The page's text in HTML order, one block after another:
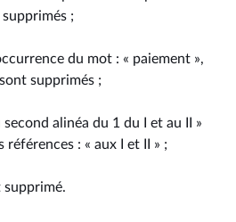
;
du mot : « paiement »,
supprimés ;
alinéa du 1 du I et au II »
références : « aux I et II » ;